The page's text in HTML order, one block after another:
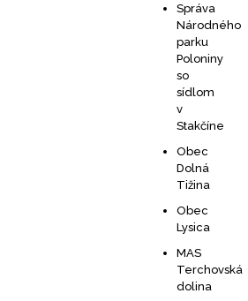
Správa
Národného
parku
Poloniny
so
sídlom
v
Stakčíne
Obec
Dolná
Tižina
Obec
Lysica
MAS
Terchovská
dolina